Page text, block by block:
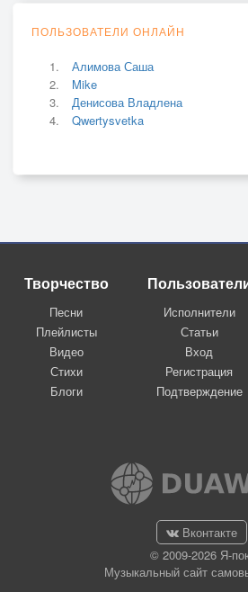
ПОЛЬЗОВАТЕЛИ ОНЛАЙН
Алимова Саша
Mike
Денисова Владлена
Qwertysvetka
Творчество
Песни
Плейлисты
Видео
Стихи
Блоги
Исполнители
Статьи
Вход
Регистрация
Подтверждение
Вконтакте
© 2009-2026 Я-
Музыкальный сайт